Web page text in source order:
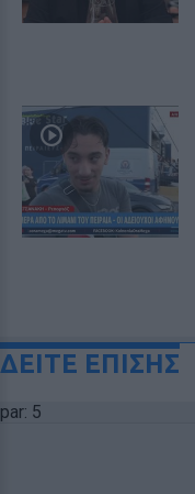
ΔΕΙΤΕ ΕΠΙΣΗΣ
par: 5